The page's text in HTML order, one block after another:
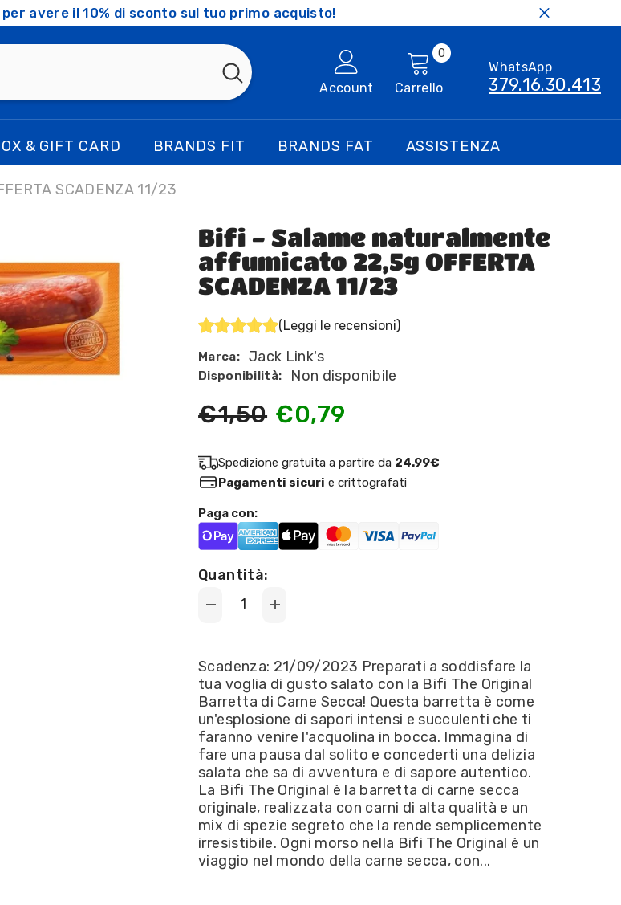
per avere il 10% di sconto sul tuo primo acquisto!
Account Carrello
00
articoliWhatsApp
379.16.30.413
& GIFT CARD BRANDS FIT BRANDS FAT ASSISTENZA
SCADENZA 11/23
Bifi - Salame naturalmente
affumicato 22,5g OFFERTA
SCADENZA 11/23
(Leggi le recensioni)
Marca: Jack Link's
Disponibilità: Non disponibile
€1,50 €0,79
Spedizione gratuita a partire da 24.99€
Pagamenti sicuri e crittografati
Paga con:
Quantità:
Decrease
Salame
naturalmente
affumicato
22,5g
OFFERTA
SCADENZA
11/23
Increase
-
Salame
naturalmente
affumicato
22,5g
OFFERTA
SCADENZA
11/23
Scadenza: 21/09/2023 Preparati a soddisfare la
tua voglia di gusto salato con la Bifi The Original
Barretta di Carne Secca! Questa barretta è come
un'esplosione di sapori intensi e succulenti che ti
faranno venire l'acquolina in bocca. Immagina di
fare una pausa dal solito e concederti una delizia
salata che sa di avventura e di sapore autentico.
La Bifi The Original è la barretta di carne secca
originale, realizzata con carni di alta qualità e un
mix di spezie segreto che la rende semplicemente
irresistibile. Ogni morso nella Bifi The Original è un
viaggio nel mondo della carne secca, con...